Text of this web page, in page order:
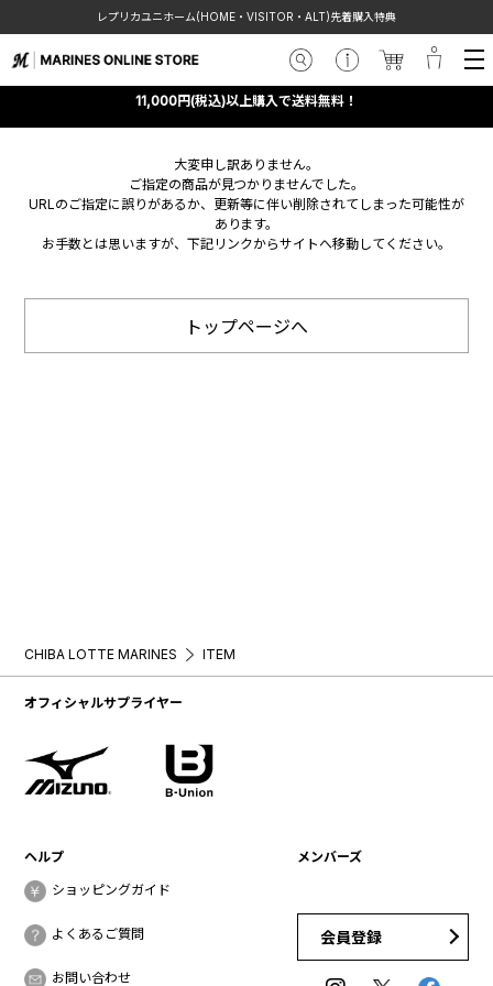
レプリカユニホーム(HOME・VISITOR・ALT)先着購入特典
11,000円(税込)以上購入で送料無料！
大変申し訳ありません。
ご指定の商品が見つかりませんでした。
URLのご指定に誤りがあるか、更新等に伴い削除されてしまった可能性が
あります。
お手数とは思いますが、下記リンクからサイトへ移動してください。
トップページへ
CHIBA LOTTE MARINES ITEM
オフィシャルサプライヤー
ヘルプ
ショッピングガイド
よくあるご質問
お問い合わせ
メンバーズ
会員登録